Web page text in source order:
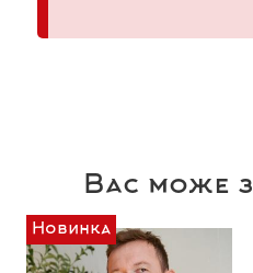
Вас може
Новинка